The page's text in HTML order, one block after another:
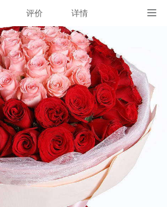
评价 详情
配送说明
确定
店铺信息
地区暂无配送门店
确定